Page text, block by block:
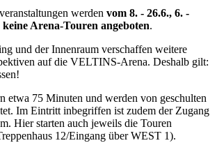
werden vom 8. - 26.6., 6. -
keine Arena-Touren angeboten.
und der Innenraum verschaffen weitere
auf die VELTINS-Arena. Deshalb gilt:
etwa 75 Minuten und werden von geschulten
Im Eintritt inbegriffen ist zudem der Zugang
Hier starten auch jeweils die Touren
12/Eingang über WEST 1).